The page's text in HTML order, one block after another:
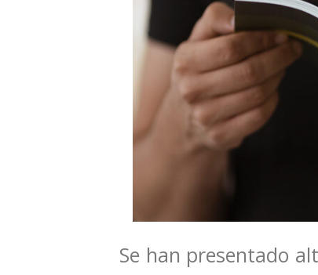
Se han presentado